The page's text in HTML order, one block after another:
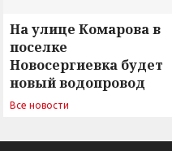
На улице Комарова в
поселке
Новосергиевка будет
новый водопровод
Все новости